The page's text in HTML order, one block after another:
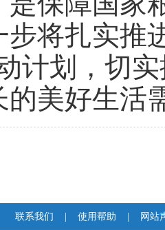
步将扎实推
计划，切
的美好生活
联系我们 使用帮助 网站